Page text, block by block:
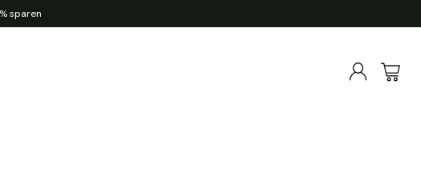
sparen